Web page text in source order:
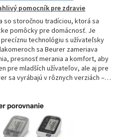
pomocník pre zdravie
so storočnou tradíciou, ktorá sa
pomôcky pre domácnosť. Je
technológiu s užívateľsky
sa Beurer zameriava
presnosť merania a komfort, aby
pre mladších užívateľov, ale aj pre
sa vyrábajú v rôznych verziách –…